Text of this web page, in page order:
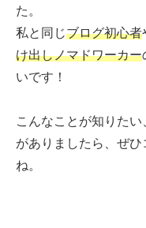
た。
私と同じブログ初心者
け出しノマドワーカー
いです！
こんなことが知りた
がありましたら、ぜ
ね。